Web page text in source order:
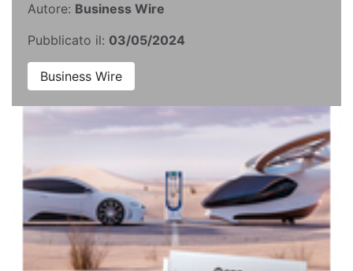
Autore: Business Wire
Pubblicato il: 03/05/2024
Business Wire